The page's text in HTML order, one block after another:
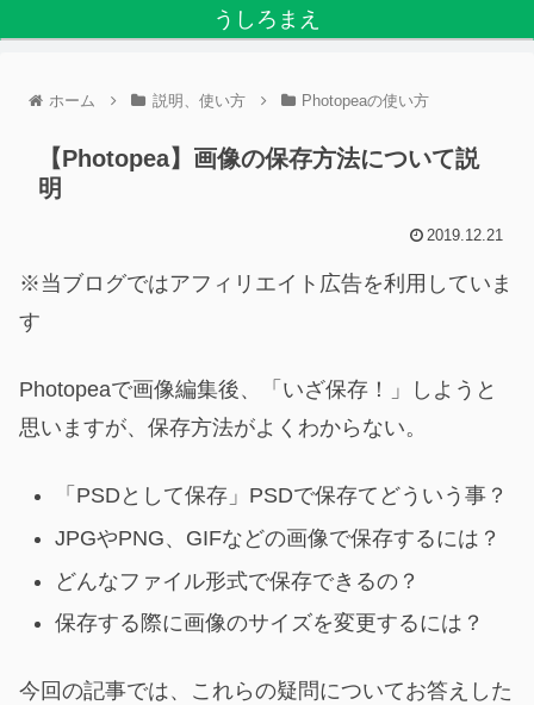
うしろまえ
ホーム 説明、使い方 Photopeaの使い方
【Photopea】画像の保存方法について説
明
2019.12.21
※当ブログではアフィリエイト広告を利用していま
す
Photopeaで画像編集後、「いざ保存！」しようと
思いますが、保存方法がよくわからない。
「PSDとして保存」PSDで保存てどういう事？
JPGやPNG、GIFなどの画像で保存するには？
どんなファイル形式で保存できるの？
保存する際に画像のサイズを変更するには？
今回の記事では、これらの疑問についてお答えした